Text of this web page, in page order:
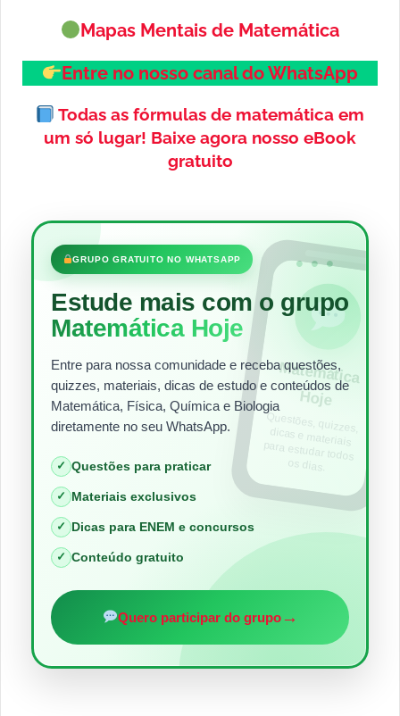
Mapas Mentais de Matemática
Entre no nosso canal do WhatsApp
Todas as fórmulas de matemática em
um só lugar! Baixe agora nosso eBook
gratuito
•••
GRUPO GRATUITO NO WHATSAPP
Estude mais com o grupo
Matemática Hoje
Entre para nossa comunidade e receba questões,
quizzes, materiais, dicas de estudo e conteúdos de
Matemática, Física, Química e Biologia
diretamente no seu WhatsApp.
✓ Questões para praticar
✓ Materiais exclusivos
✓ Dicas para ENEM e concursos
✓ Conteúdo gratuito
Quero participar do grupo→
Matem
ática
Hoje
Questões, quizzes,
dicas e materiais
para estudar todos
os dias.